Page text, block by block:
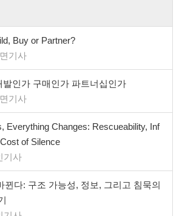
Buy or Partner?
기사
발인가 구매인가 파트너십인가
기사
Everything Changes: Rescueability, Inf
of Silence
기사
뀐다: 구조 가능성, 정보, 그리고 침묵의